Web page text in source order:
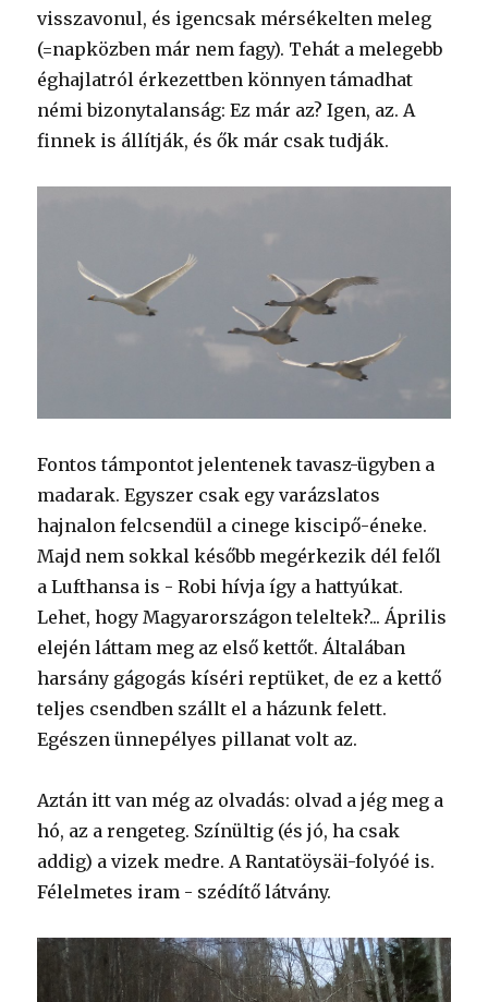
visszavonul, és igencsak mérsékelten meleg
(=napközben már nem fagy). Tehát a melegebb
éghajlatról érkezettben könnyen támadhat
némi bizonytalanság: Ez már az? Igen, az. A
finnek is állítják, és ők már csak tudják.
Fontos támpontot jelentenek tavasz-ügyben a
madarak. Egyszer csak egy varázslatos
hajnalon felcsendül a cinege kiscipő-éneke.
Majd nem sokkal később megérkezik dél felől
a Lufthansa is - Robi hívja így a hattyúkat.
Lehet, hogy Magyarországon teleltek?... Április
elején láttam meg az első kettőt. Általában
harsány gágogás kíséri reptüket, de ez a kettő
teljes csendben szállt el a házunk felett.
Egészen ünnepélyes pillanat volt az.
Aztán itt van még az olvadás: olvad a jég meg a
hó, az a rengeteg. Színültig (és jó, ha csak
addig) a vizek medre. A Rantatöysäi-folyóé is.
Félelmetes iram - szédítő látvány.